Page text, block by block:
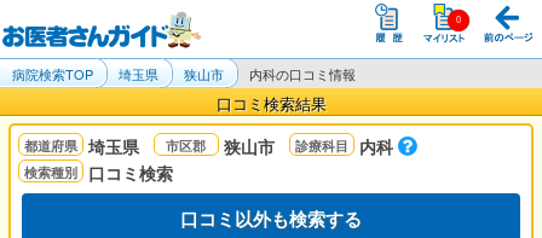
病院検索TOP 埼玉県 狭山市 内科の口コミ情報
口コミ検索結果
埼玉県 狭山市
内科
口コミ検索
口コミ以外も検索する